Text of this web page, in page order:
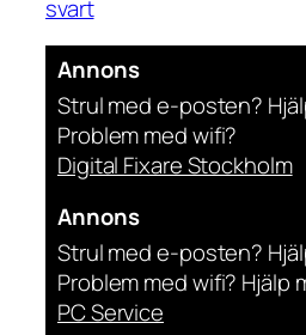
svart
Annons
Strul med e-posten?
Problem med wifi?
Digital Fixare Stockholm
Annons
Strul med e-posten?
Problem med wifi? Hjälp
PC Service